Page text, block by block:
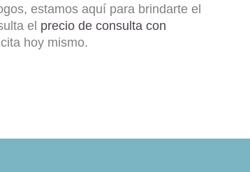
estamos aquí para brindarte el
el precio de consulta con
hoy mismo.